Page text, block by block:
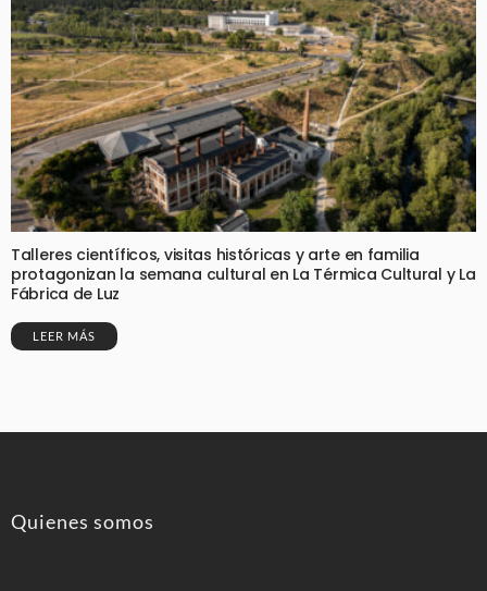
Talleres científicos, visitas históricas y arte en familia
protagonizan la semana cultural en La Térmica Cultural y La
Fábrica de Luz
LEER MÁS
Quienes somos